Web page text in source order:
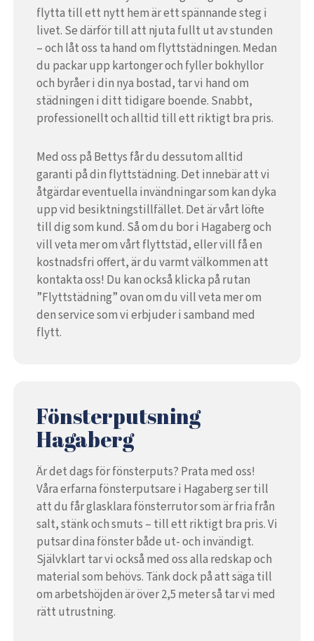
flytta till ett nytt hem är ett spännande steg i
livet. Se därför till att njuta fullt ut av stunden
– och låt oss ta hand om flyttstädningen. Medan
du packar upp kartonger och fyller bokhyllor
och byråer i din nya bostad, tar vi hand om
städningen i ditt tidigare boende. Snabbt,
professionellt och alltid till ett riktigt bra pris.
Med oss på Bettys får du dessutom alltid
garanti på din flyttstädning. Det innebär att vi
åtgärdar eventuella invändningar som kan dyka
upp vid besiktningstillfället. Det är vårt löfte
till dig som kund. Så om du bor i Hagaberg och
vill veta mer om vårt flyttstäd, eller vill få en
kostnadsfri offert, är du varmt välkommen att
kontakta oss! Du kan också klicka på rutan
”Flyttstädning” ovan om du vill veta mer om
den service som vi erbjuder i samband med
flytt.
Fönsterputsning
Hagaberg
Är det dags för fönsterputs? Prata med oss!
Våra erfarna fönsterputsare i Hagaberg ser till
att du får glasklara fönsterrutor som är fria från
salt, stänk och smuts – till ett riktigt bra pris. Vi
putsar dina fönster både ut- och invändigt.
Självklart tar vi också med oss alla redskap och
material som behövs. Tänk dock på att säga till
om arbetshöjden är över 2,5 meter så tar vi med
rätt utrustning.